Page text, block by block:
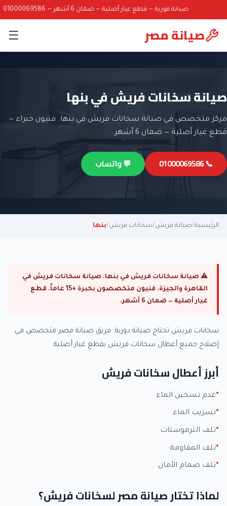
صيانة فورية — قطع غيار أصلية — ضمان 6 أشهر — 01000069586
صيانة مصر ☰
صيانة سخانات فريش في بنها
مركز متخصص في صيانة سخانات فريش في بنها. فنيون خبراء —
قطع غيار أصلية — ضمان 6 أشهر.
📞 01000069586 💬 واتساب
الرئيسية/صيانة فريش/سخانات فريش/بنها
⚠ صيانة سخانات فريش في بنها. صيانة سخانات فريش في
القاهرة والجيزة. فنيون متخصصون بخبرة +15 عاماً. قطع
غيار أصلية — ضمان 6 أشهر.
سخانات فريش تحتاج صيانة دورية. فريق صيانة مصر متخصص في
إصلاح جميع أعطال سخانات فريش بقطع غيار أصلية.
أبرز أعطال سخانات فريش
عدم تسخين الماء
تسريب الماء
تلف الثرموستات
تلف المقاومة
تلف صمام الأمان
لماذا تختار صيانة مصر لسخانات فريش؟